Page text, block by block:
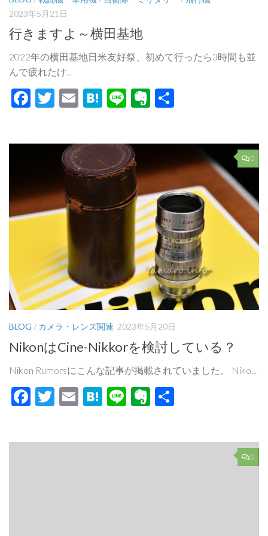
2023年5月21日
行きますよ～横田基地
2022年の横田基地日米友好祭、初めて行ったら3時間も並
んで疲れたけ...
Facebook
Twitter
EmailHatena
LineEvernote
0
BLOG / カメラ・レンズ関連 2023年5月20日
NikonはCine-Nikkorを検討している？
Nikon Rumorsにこんな記事が掲載されていました。 Niko...
Facebook
Twitter
EmailHatena
LineEvernote
0